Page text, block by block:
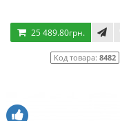
25 489.80грн.
Код товара: 8482